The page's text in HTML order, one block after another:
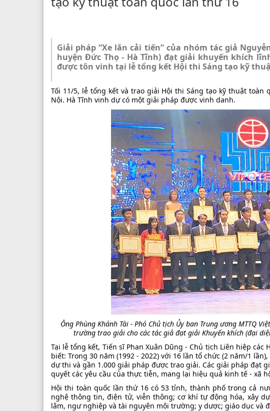
Giải pháp “Xe lăn cải tiến” của nhóm tác giả
huyện Đức Thọ - Hà Tĩnh) đạt giải khuyến khích
được tôn vinh tại lễ tổng kết Hội thi Sáng tạo kỹ
Tối 11/5, lễ tổng kết và trao giải Hội thi Sáng tạo kỹ thuật
Nội. Hà Tĩnh vinh dự có một giải pháp được vinh danh.
Ông Phùng Khánh Tài - Phó Chủ tịch Ủy ban Trung ương MTTQ
trường trao giải cho các tác giả đạt giải Khuyến khích (đại
Tại lễ tổng kết, Tiến sĩ Phan Xuân Dũng - Chủ tịch Liên hiệp
biết: Trong 30 năm (1992 - 2022) với 16 lần tổ chức (2 năm/1
dự thi và gần 1.000 giải pháp được trao giải. Các giải pháp đạt
quyết các yêu cầu của thực tiễn, mang lại hiệu quả kinh tế - xã
Hội thi toàn quốc lần thứ 16 có 53 tỉnh, thành phố trong cả
nghệ thông tin, điện tử, viễn thông; cơ khí tự động hóa, xây
lâm, ngư nghiệp và tài nguyên môi trường; y dược; giáo dục và